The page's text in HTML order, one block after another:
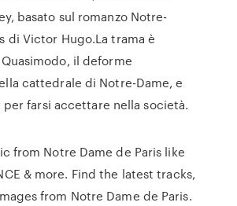
basato sul romanzo Notre-
di Victor Hugo.La trama è
il deforme
cattedrale di Notre-Dame, e
per farsi accettare nella società.
from Notre Dame de Paris like
& more. Find the latest tracks,
from Notre Dame de Paris.